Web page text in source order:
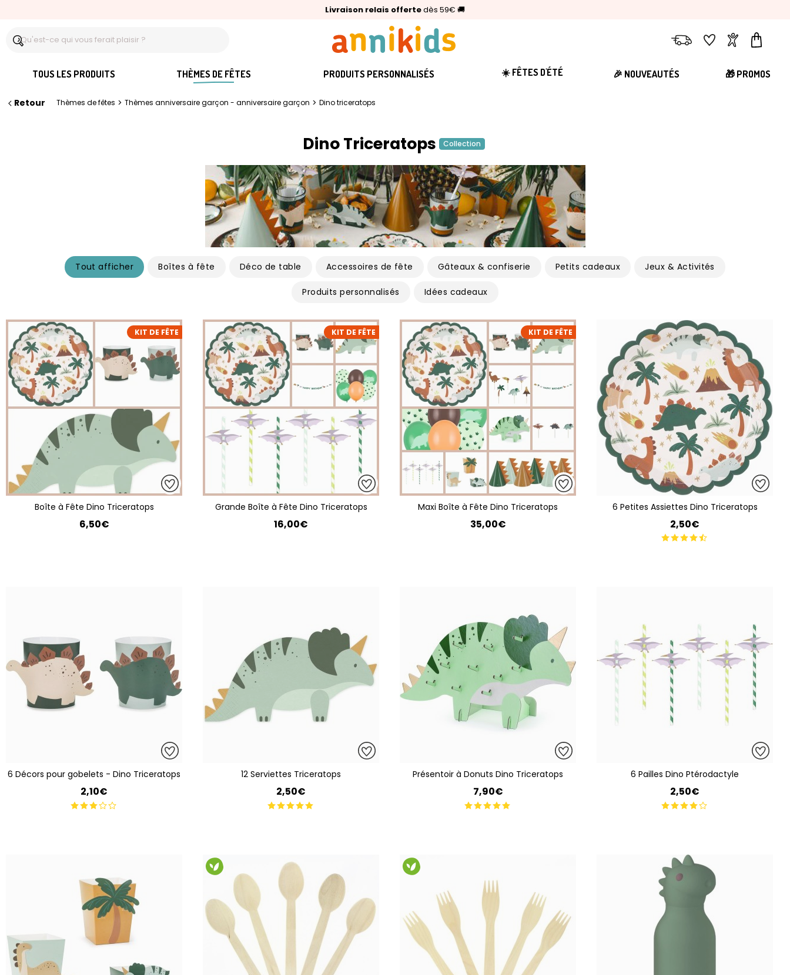
Livraison relais offertedès 59€ 🚚
🥇Palmarès Capital 2025 :Annikids N°1
⭐⭐⭐⭐⭐4,6/5(24 000 avis clients)
LivraisonFavorisComptePanier
TOUS LES PRODUITS THÈMES DE FÊTES PRODUITS PERSONNALISÉS ☀️ FÊTES D'ÉTÉ 🎉 NOUVEAUTÉS 🎁 PROMOS
Retour Thèmes de fêtes > Thèmes anniversaire garçon - anniversaire garçon > Dino triceratops
Dino Triceratops Collection
Tout afficher Boîtes à fête Déco de table Accessoires de fête Gâteaux & confiserie Petits cadeaux Jeux & Activités
Produits personnalisés Idées cadeaux
KIT DE FÊTE
Boîte à Fête Dino Triceratops
6,50€
KIT DE FÊTE
Grande Boîte à Fête Dino Triceratops
16,00€
KIT DE FÊTE
Maxi Boîte à Fête Dino Triceratops
35,00€
6 Petites Assiettes Dino Triceratops
2,50€
6 Décors pour gobelets - Dino Triceratops
2,10€
12 Serviettes Triceratops
2,50€
Présentoir à Donuts Dino Triceratops
7,90€
6 Pailles Dino Ptérodactyle
2,50€